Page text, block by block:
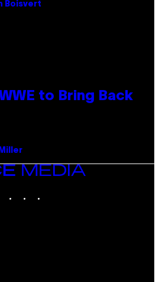
Boisvert
to Bring Back